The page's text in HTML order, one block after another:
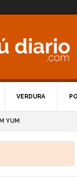
VERDURA
YUM